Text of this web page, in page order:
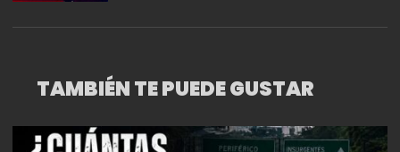
TAMBIÉN TE PUEDE GUSTAR